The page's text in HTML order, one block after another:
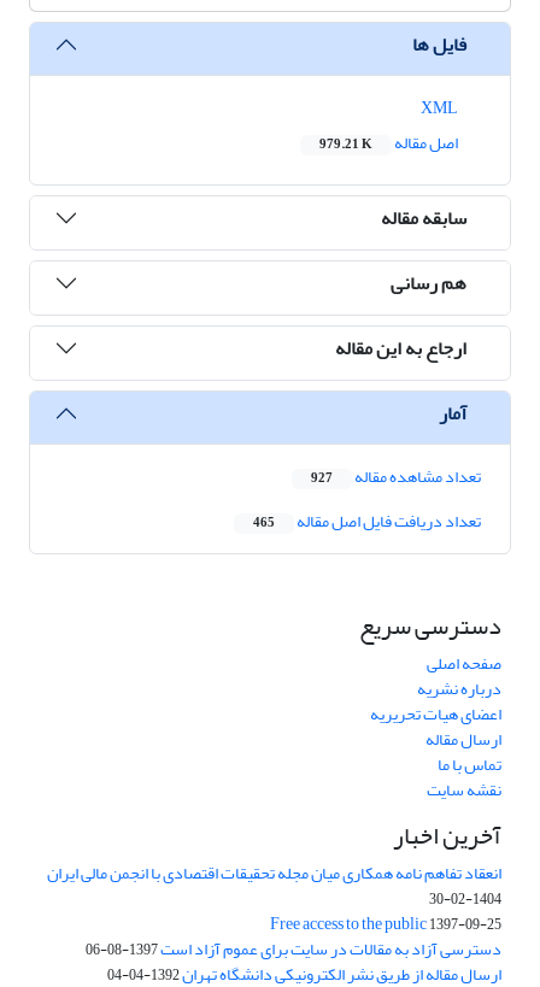
فایل ها
اصل مقاله
979.21 K
سابقه مقاله
هم رسانی
ارجاع به این مقاله
آمار
تعداد مشاهده مقاله 927
تعداد دریافت فایل اصل مقاله 465
دسترسی سریع
صفحه اصلی
درباره نشریه
اعضای هیات تحریریه
ارسال مقاله
تماس با ما
نقشه سایت
آخرین اخبار
انعقاد تفاهم نامه همکاری میان مجله تحقیقات اقتصادی با انجمن مالی ایران
1404-02-30
Free access to the public1397-09-25
دسترسی آزاد به مقالات در سایت برای عموم آزاد است1397-08-06
ارسال مقاله از طریق نشر الکترونیکی دانشگاه تهران1392-04-04